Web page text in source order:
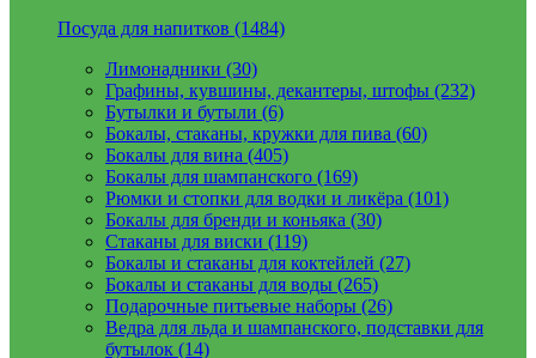
Посуда для напитков (1484)
Лимонадники (30)
Графины, кувшины, декантеры, штофы (232)
Бутылки и бутыли (6)
Бокалы, стаканы, кружки для пива (60)
Бокалы для вина (405)
Бокалы для шампанского (169)
Рюмки и стопки для водки и ликёра (101)
Бокалы для бренди и коньяка (30)
Стаканы для виски (119)
Бокалы и стаканы для коктейлей (27)
Бокалы и стаканы для воды (265)
Подарочные питьевые наборы (26)
Ведра для льда и шампанского, подставки для
бутылок (14)